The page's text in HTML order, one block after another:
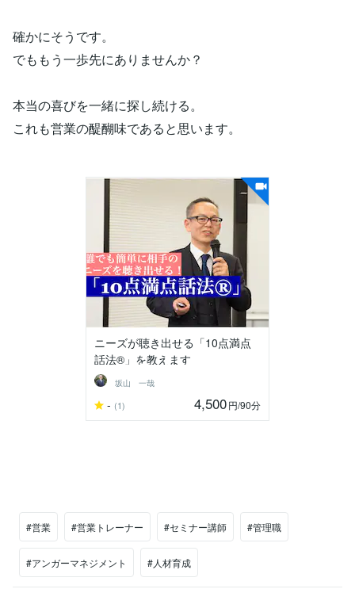
確かにそうです。
でももう一歩先にありませんか？
本当の喜びを一緒に探し続ける。
これも営業の醍醐味であると思います。
ニーズが聴き出せる「10点満点
話法®︎」を教えます
坂山 一哉
- (1) 4,500円/90分
#営業 #営業トレーナー #セミナー講師 #管理職
#アンガーマネジメント #人材育成